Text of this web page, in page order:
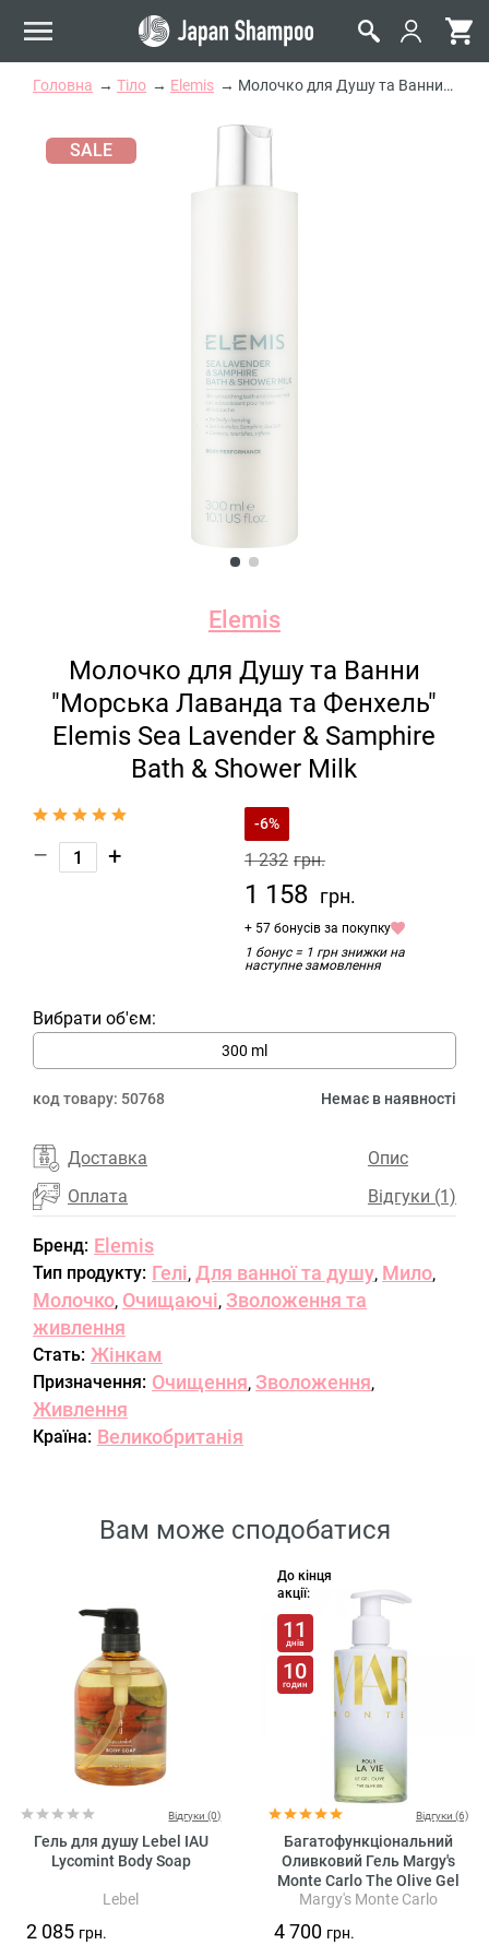
Головна Тіло Elemis Молочко для Душу та Ванни "Морська Лаванда та Фенхель" Elemis Sea Lavender & Samphire Bath & Shower Milk
SALE
Elemis
Молочко для Душу та Ванни
"Морська Лаванда та Фенхель"
Elemis Sea Lavender & Samphire
Bath & Shower Milk
– +
-6%
1 232 грн.
1 158 грн.
+ 57 бонусів за покупку
1 бонус = 1 грн знижки на
наступне замовлення
Вибрати об'єм:
300 ml
код товару: 50768 Немає в наявності
Доставка
Оплата
Опис
Відгуки (1)
Бренд: Elemis
Тип продукту: Гелі, Для ванної та душу, Мило,
Молочко, Очищаючі, Зволоження та
живлення
Стать: Жінкам
Призначення: Очищення, Зволоження,
Живлення
Країна: Великобританія
Вам може сподобатися
Відгуки (0)
Гель для душу Lebel IAU
Lycomint Body Soap
Lebel
2 085 грн.
До кінця
акції:
11
днів
10
годин
Відгуки (6)
Багатофункціональний
Оливковий Гель Margy's
Monte Carlo The Olive Gel
Margy's Monte Carlo
4 700 грн.